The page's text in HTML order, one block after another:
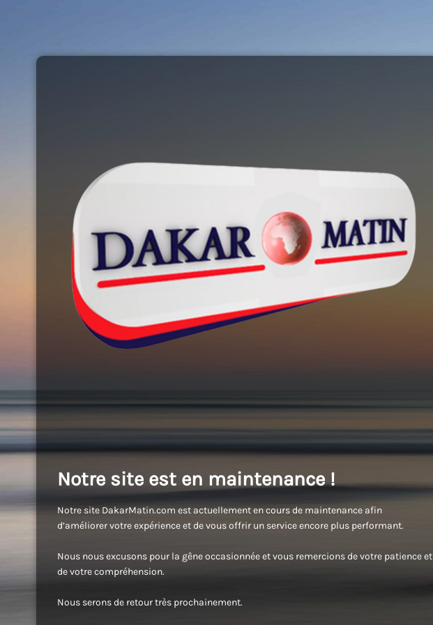
Notre site est en maintenance !
Notre site DakarMatin.com est actuellement en cours de maintenance afin
d’améliorer votre expérience et de vous offrir un service encore plus performant.
Nous nous excusons pour la gêne occasionnée et vous remercions de votre patience et
de votre compréhension.
Nous serons de retour très prochainement.